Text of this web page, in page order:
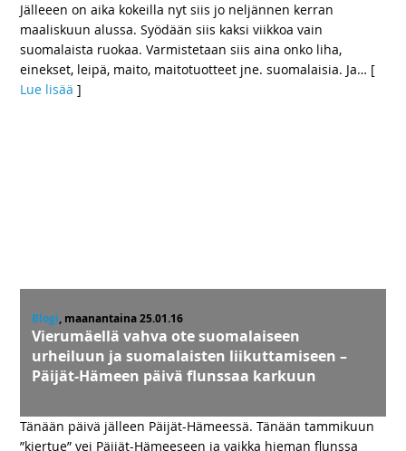
Jälleeen on aika kokeilla nyt siis jo neljännen kerran
maaliskuun alussa. Syödään siis kaksi viikkoa vain
suomalaista ruokaa. Varmistetaan siis aina onko liha,
einekset, leipä, maito, maitotuotteet jne. suomalaisia. Ja… [
Lue lisää ]
Blogi, maanantaina 25.01.16
Vierumäellä vahva ote suomalaiseen
urheiluun ja suomalaisten liikuttamiseen –
Päijät-Hämeen päivä flunssaa karkuun
Tänään päivä jälleen Päijät-Hämeessä. Tänään tammikuun
”kiertue” vei Päijät-Hämeeseen ja vaikka hieman flunssa